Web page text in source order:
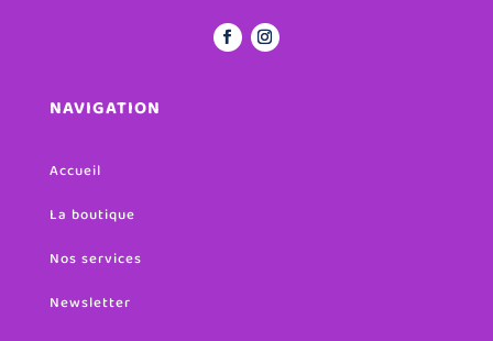
NAVIGATION
Accueil
La boutique
Nos services
Newsletter